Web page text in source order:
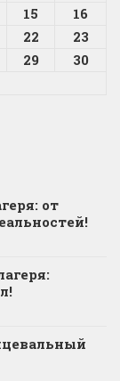
15
16
22
23
29
30
от